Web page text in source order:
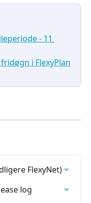
- 11
i FlexyPlan
FlexyNet)
log